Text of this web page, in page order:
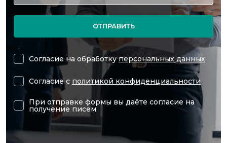
ОТПРАВИТЬ
Согласие на обработкуперсональных данных
Согласие с политикой конфиденциальности
При отправке формы вы даёте согласие на
получение писем